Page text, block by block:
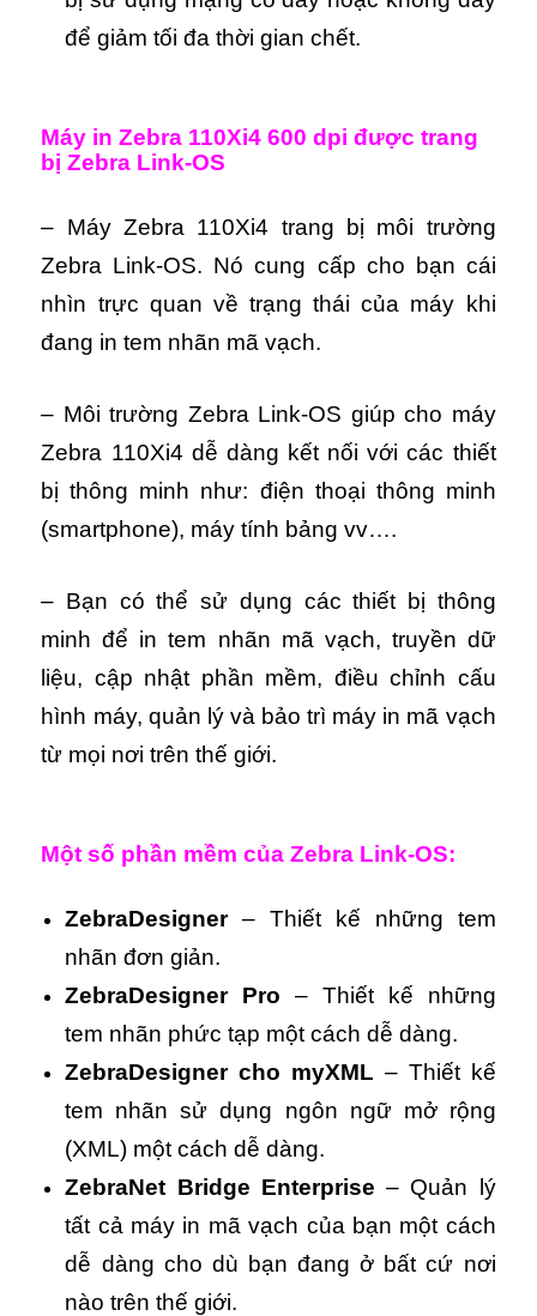
để giảm tối đa thời gian chết.
Máy in Zebra 110Xi4 600 dpi được trang
bị Zebra Link-OS
– Máy Zebra 110Xi4 trang bị môi trường
Zebra Link-OS. Nó cung cấp cho bạn cái
nhìn trực quan về trạng thái của máy khi
đang in tem nhãn mã vạch.
– Môi trường Zebra Link-OS giúp cho máy
Zebra 110Xi4 dễ dàng kết nối với các thiết
bị thông minh như: điện thoại thông minh
(smartphone), máy tính bảng vv….
– Bạn có thể sử dụng các thiết bị thông
minh để in tem nhãn mã vạch, truyền dữ
liệu, cập nhật phần mềm, điều chỉnh cấu
hình máy, quản lý và bảo trì máy in mã vạch
từ mọi nơi trên thế giới.
Một số phần mềm của Zebra Link-OS:
ZebraDesigner– Thiết kế những tem
nhãn đơn giản.
ZebraDesigner Pro – Thiết kế những
tem nhãn phức tạp một cách dễ dàng.
ZebraDesigner cho myXML – Thiết kế
tem nhãn sử dụng ngôn ngữ mở rộng
(XML) một cách dễ dàng.
ZebraNet Bridge Enterprise– Quản lý
tất cả máy in mã vạch của bạn một cách
dễ dàng cho dù bạn đang ở bất cứ nơi
nào trên thế giới.